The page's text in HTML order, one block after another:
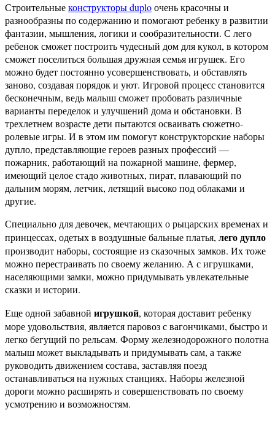
Строительныеконструкторы duploочень красочны и
разнообразны по содержанию и помогают ребенку в развитии
фантазии, мышления, логики и сообразительности. С лего
ребенок сможет построить чудесный дом для кукол, в котором
сможет поселиться большая дружная семья игрушек. Его
можно будет постоянно усовершенствовать, и обставлять
заново, создавая порядок и уют. Игровой процесс становится
бесконечным, ведь малыш сможет пробовать различные
варианты переделок и улучшений дома и обстановки. В
трехлетнем возрасте дети пытаются осваивать сюжетно-
ролевые игры. И в этом им помогут конструкторские наборы
дупло, представляющие героев разных профессий —
пожарник, работающий на пожарной машине, фермер,
имеющий целое стадо животных, пират, плавающий по
дальним морям, летчик, летящий высоко под облаками и
другие.
Специально для девочек, мечтающих о рыцарских временах и
принцессах, одетых в воздушные бальные платья, лего дупло
производит наборы, состоящие из сказочных замков. Их тоже
можно перестраивать по своему желанию. А с игрушками,
населяющими замки, можно придумывать увлекательные
сказки и истории.
Еще одной забавной игрушкой, которая доставит ребенку
море удовольствия, является паровоз с вагончиками, быстро и
легко бегущий по рельсам. Форму железнодорожного полотна
малыш может выкладывать и придумывать сам, а также
руководить движением состава, заставляя поезд
останавливаться на нужных станциях. Наборы железной
дороги можно расширять и совершенствовать по своему
усмотрению и возможностям.